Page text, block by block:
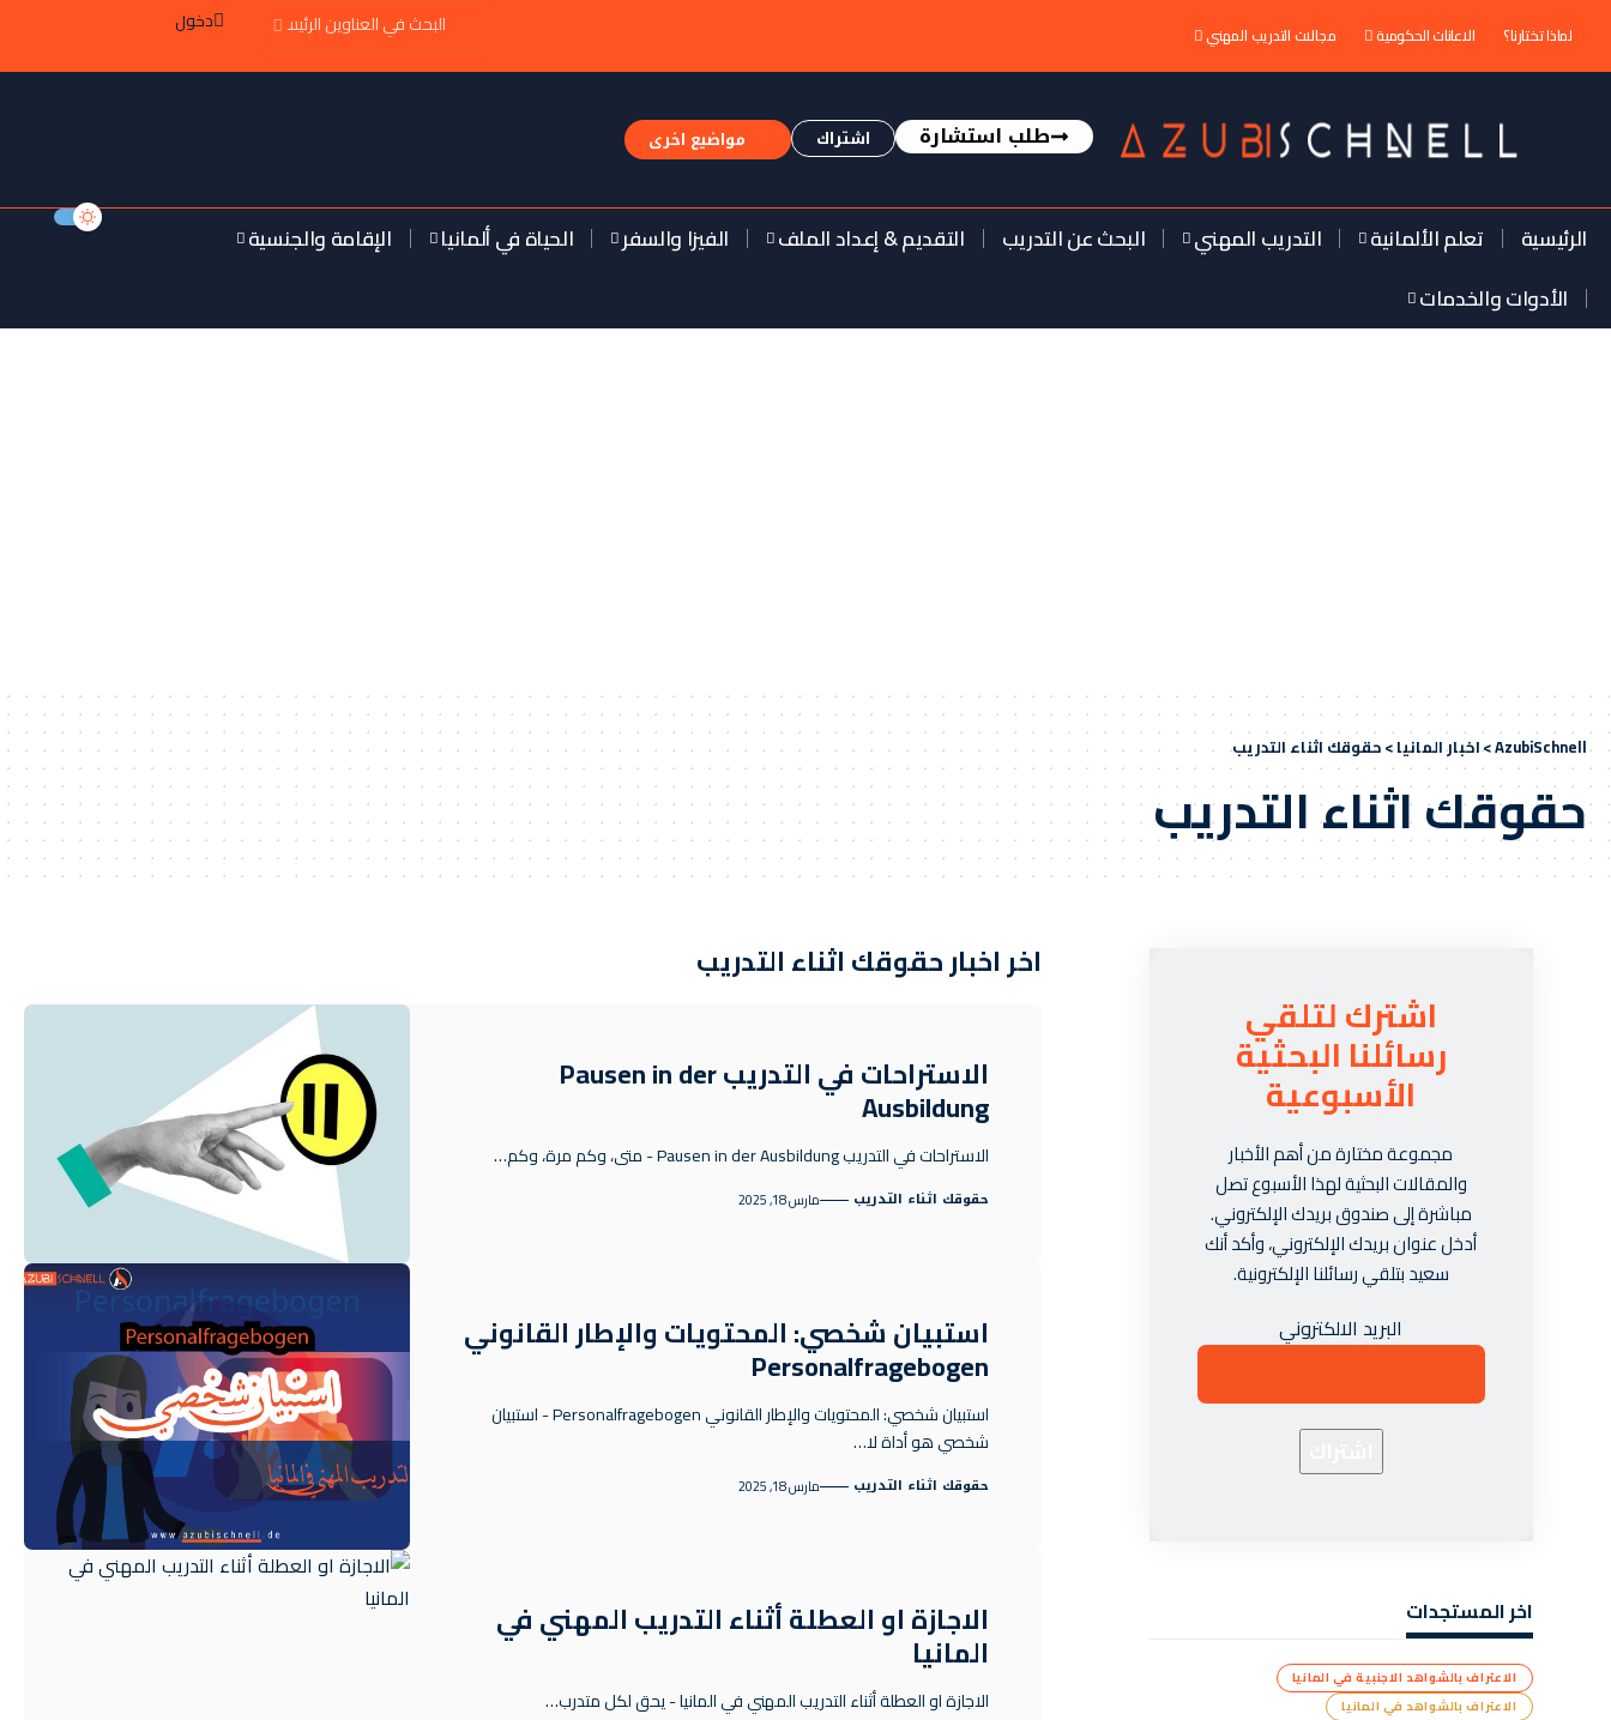
لماذا تختارنا؟ الاعانات الحكومية مجالات التدريب المهني
دخول
طلب استشارة اشتراك مواضيع اخرى
الرئيسية تعلم الألمانية التدريب المهني البحث عن التدريب التقديم & إعداد الملف الفيزا والسفر الحياة في ألمانيا
الإقامة والجنسية
الأدوات والخدمات
AzubiSchnell
>اخبار المانيا>حقوقك اثناء التدريب
حقوقك اثناء التدريب
اخر اخبار حقوقك اثناء التدريب
الاستراحات في التدريب Pausen in der
Ausbildung
الاستراحات في التدريب Pausen in der Ausbildung - متى، وكم مرة، وكم…
حقوقك اثناء التدريب مارس 18, 2025
استبيان شخصي: المحتويات والإطار القانوني
Personalfragebogen
استبيان شخصي: المحتويات والإطار القانوني Personalfragebogen - استبيان
شخصي هو أداة لا…
حقوقك اثناء التدريب مارس 18, 2025
الاجازة او العطلة أثناء التدريب المهني في
المانيا
الاجازة او العطلة أثناء التدريب المهني في المانيا - يحق لكل متدرب…
اشترك لتلقي
رسائلنا البحثية
الأسبوعية
مجموعة مختارة من أهم الأخبار
والمقالات البحثية لهذا الأسبوع تصل
مباشرة إلى صندوق بريدك الإلكتروني.
أدخل عنوان بريدك الإلكتروني، وأكد أنك
سعيد بتلقي رسائلنا الإلكترونية.
البريد الالكتروني
اخر المستجدات
الاعتراف بالشواهد الاجنبية في المانيا
الاعتراف بالشواهد في المانيا